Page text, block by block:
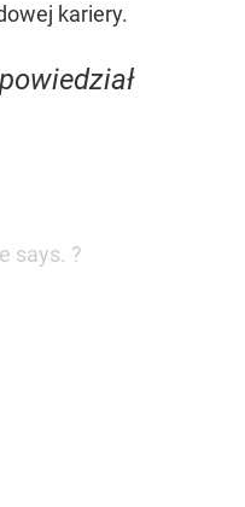
kariery.
says. ?